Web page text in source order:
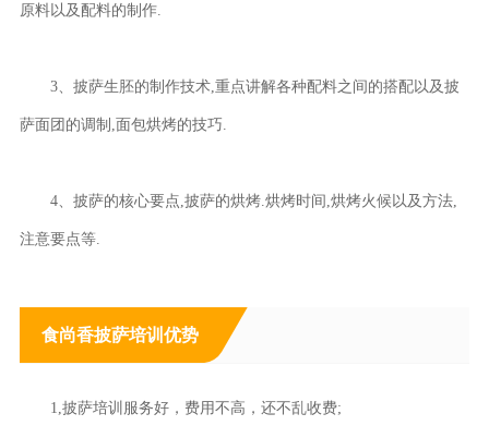
原料以及配料的制作.
3、披萨生胚的制作技术,重点讲解各种配料之间的搭配以及披
萨面团的调制,面包烘烤的技巧.
4、披萨的核心要点,披萨的烘烤.烘烤时间,烘烤火候以及方法,
注意要点等.
食尚香披萨培训优势
1,披萨培训服务好，费用不高，还不乱收费;